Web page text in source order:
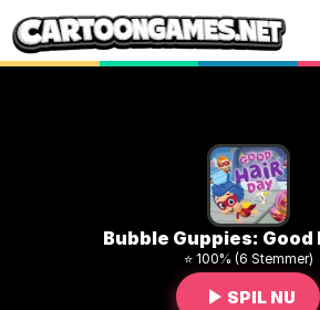
Bubble Guppies: Good
⭐ 100% (6 Stemmer)
SPIL NU